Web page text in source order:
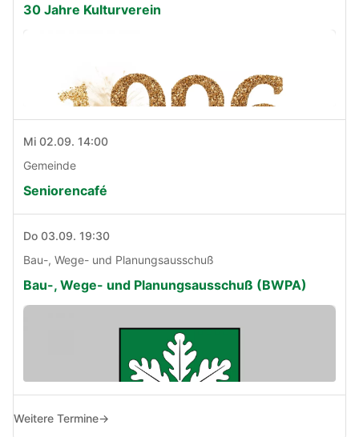
30 Jahre Kulturverein
Mi 02.09. 14:00
Gemeinde
Seniorencafé
Do 03.09. 19:30
Bau-, Wege- und Planungsausschuß
Bau-, Wege- und Planungsausschuß (BWPA)
Weitere Termine→